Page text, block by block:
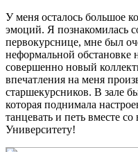
У меня осталось большое
эмоций. Я познакомилась
первокурснице, мне был
неформальной обстановке
совершенно новый
впечатления на меня
старшекурсников. В зале
которая поднимала
танцевать и петь вместе
Университету!